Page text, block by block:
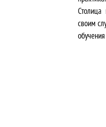
о
н
Столица
своим